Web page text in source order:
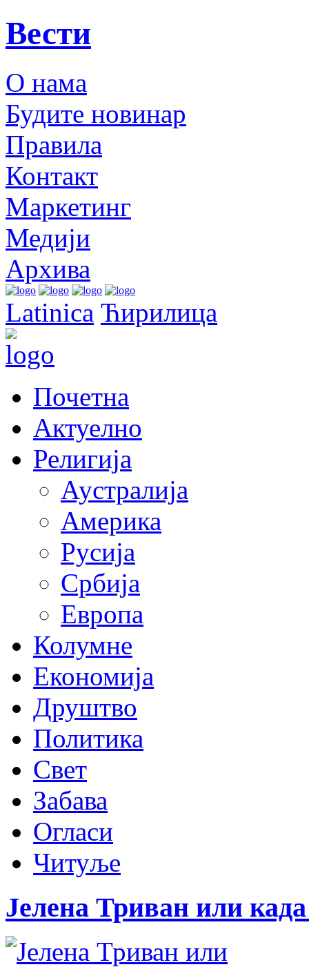
Вести
О нама
Будите новинар
Правила
Контакт
Маркетинг
Медији
Архива
Latinica Ћирилица
Почетна
Актуелно
Религија
Аустралија
Америка
Русија
Србија
Европа
Колумне
Економија
Друштво
Политика
Свет
Забава
Огласи
Читуље
Јелена Триван или